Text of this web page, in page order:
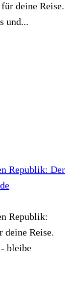
deine Reise.
und...
Republik: Der
Republik:
deine Reise.
bleibe